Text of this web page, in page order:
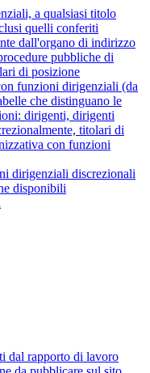
a qualsiasi titolo
quelli conferiti
dall'organo di indirizzo
pubbliche di
di posizione
funzioni dirigenziali (da
che distinguano le
dirigenti, dirigenti
titolari di
con funzioni
dirigenziali discrezionali
disponibili
dal rapporto di lavoro